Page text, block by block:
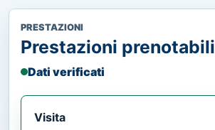
PRESTAZIONI
Prestazioni prenotabili
Dati verificati
Visita